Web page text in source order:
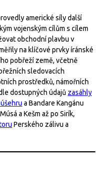
americké síly další
vojenským cílům s cílem
obchodní plavbu v
na klíčové prvky íránské
pobřeží země, včetně
sledovacích
prostředků, námořních
dostupných údajů zasáhly
a Bandare Kangánu
a Kešm až po Sirík,
Perského zálivu a